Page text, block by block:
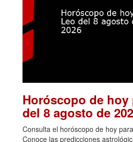
Horóscopo de hoy
del 8 agosto de
Consulta el horóscopo de hoy
Conoce las predicciones